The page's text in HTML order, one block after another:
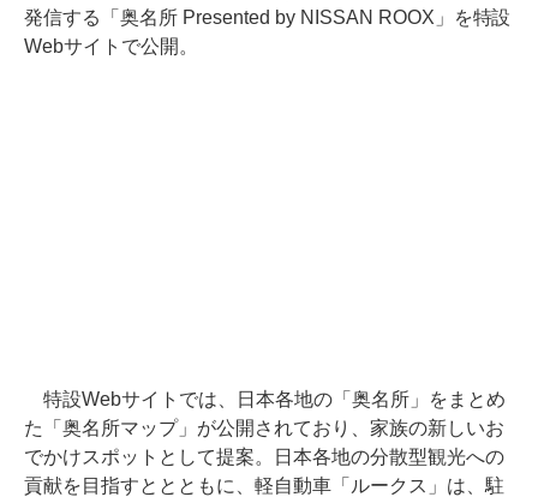
発信する「奥名所 Presented by NISSAN ROOX」を特設
Webサイトで公開。
特設Webサイトでは、日本各地の「奥名所」をまとめ
た「奥名所マップ」が公開されており、家族の新しいお
でかけスポットとして提案。日本各地の分散型観光への
貢献を目指すととともに、軽自動車「ルークス」は、駐